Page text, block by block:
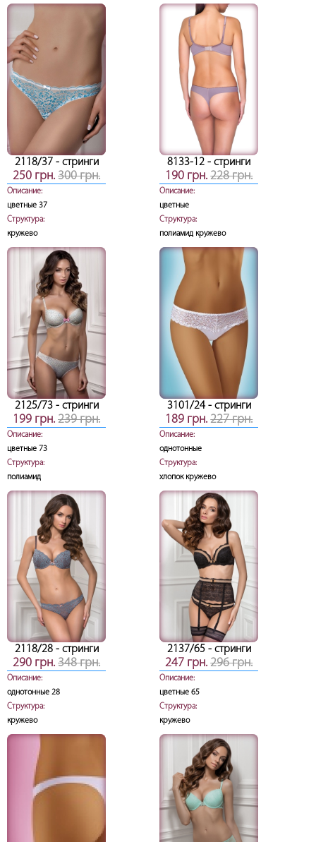
2118/37- стринги
250 грн. 300 грн.
Описание:
цветные 37
Структура:
кружево
8133-12 - стринги
190 грн.228 грн.
Описание:
цветные
Структура:
полиамид кружево
2125/73- стринги
199 грн. 239 грн.
Описание:
цветные 73
Структура:
полиамид
3101/24- стринги
189 грн.227 грн.
Описание:
однотонные
Структура:
хлопок кружево
2118/28- стринги
290 грн. 348 грн.
Описание:
однотонные 28
Структура:
кружево
2137/65- стринги
247 грн.296 грн.
Описание:
цветные 65
Структура:
кружево